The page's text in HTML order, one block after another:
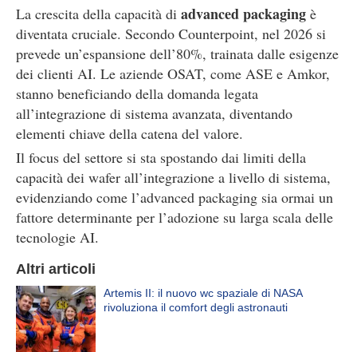
La crescita della capacità di advanced packaging è
diventata cruciale. Secondo Counterpoint, nel 2026 si
prevede un’espansione dell’80%, trainata dalle esigenze
dei clienti AI. Le aziende OSAT, come ASE e Amkor,
stanno beneficiando della domanda legata
all’integrazione di sistema avanzata, diventando
elementi chiave della catena del valore.
Il focus del settore si sta spostando dai limiti della
capacità dei wafer all’integrazione a livello di sistema,
evidenziando come l’advanced packaging sia ormai un
fattore determinante per l’adozione su larga scala delle
tecnologie AI.
Altri articoli
Artemis II: il nuovo wc spaziale di NASA
rivoluziona il comfort degli astronauti